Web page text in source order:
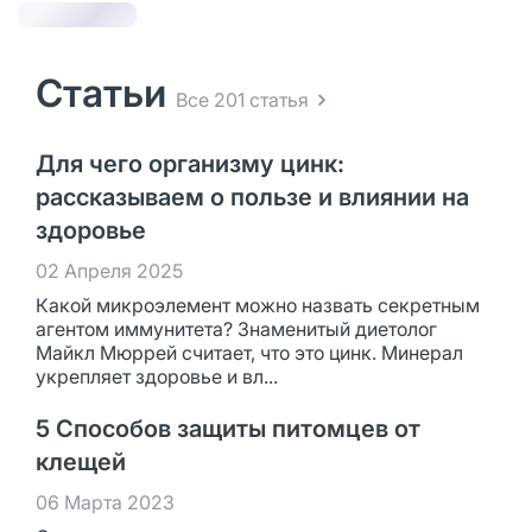
Статьи Все 201 статья
Для чего организму цинк:
рассказываем о пользе и влиянии на
здоровье
02 Апреля 2025
Какой микроэлемент можно назвать секретным
агентом иммунитета? Знаменитый диетолог
Майкл Мюррей считает, что это цинк. Минерал
укрепляет здоровье и вл...
5 Способов защиты питомцев от
клещей
06 Марта 2023